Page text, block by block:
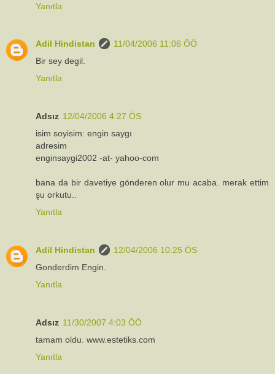
Yanıtla
Adil Hindistan
11/04/2006 11:06 ÖÖ
Bir sey degil.
Yanıtla
Adsız 12/04/2006 4:27 ÖS
isim soyisim: engin saygı
adresim
enginsaygi2002 -at- yahoo-com
bana da bir davetiye gönderen olur mu acaba. merak ettim
şu orkutu..
Yanıtla
Adil Hindistan
12/04/2006 10:25 ÖS
Gonderdim Engin.
Yanıtla
Adsız 11/30/2007 4:03 ÖÖ
tamam oldu. www.estetiks.com
Yanıtla